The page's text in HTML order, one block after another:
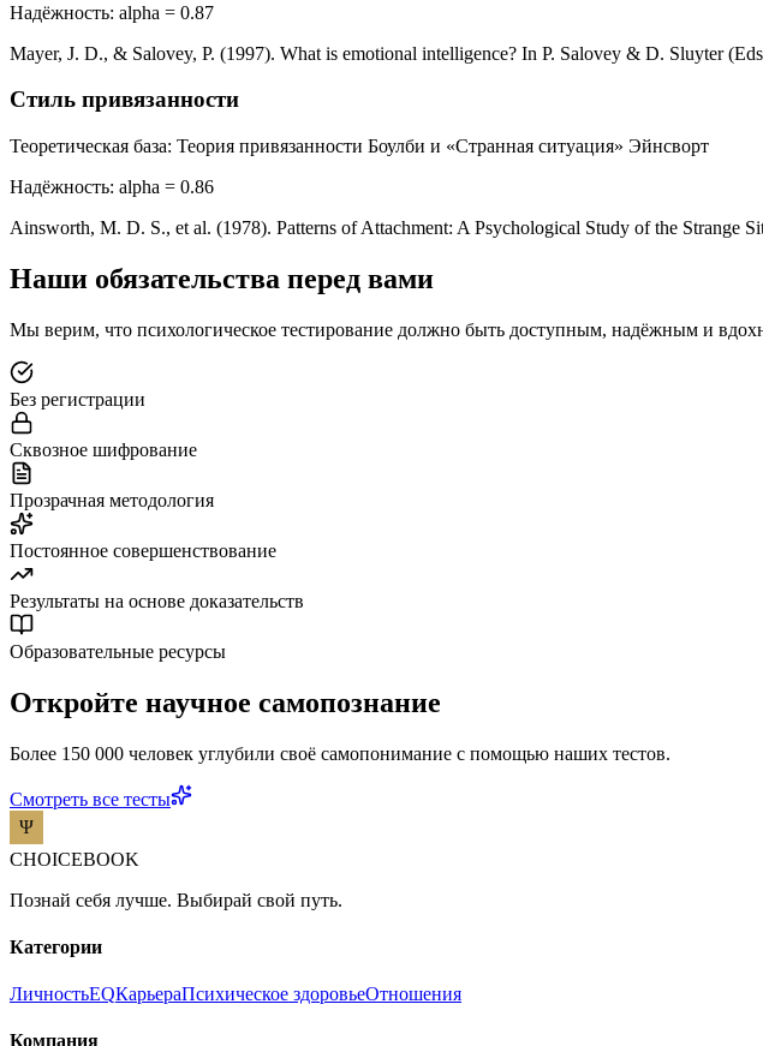
Надёжность: alpha = 0.87
Mayer, J. D., & Salovey, P. (1997). What is emotional intelligence? In P. Salovey & D. Sluyter
Стиль привязанности
Теоретическая база: Теория привязанности Боулби и «Странная ситуация» Эйнсворт
Надёжность: alpha = 0.86
Ainsworth, M. D. S., et al. (1978). Patterns of Attachment: A Psychological Study of the Strange
Наши обязательства перед вами
Мы верим, что психологическое тестирование должно быть доступным, надёжным и
Без регистрации
Сквозное шифрование
Прозрачная методология
Постоянное совершенствование
Результаты на основе доказательств
Образовательные ресурсы
Откройте научное самопознание
Более 150 000 человек углубили своё самопонимание с помощью наших тестов.
Смотреть все тесты
CHOICEBOOK
Познай себя лучше. Выбирай свой путь.
Категории
ЛичностьEQКарьераПсихическое здоровьеОтношения
Компания